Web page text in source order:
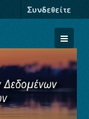
Συνδεθείτε